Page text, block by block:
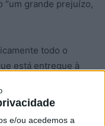
e/ou acedemos a
“um grande prejuízo,
todo o
está entregue à
área dos